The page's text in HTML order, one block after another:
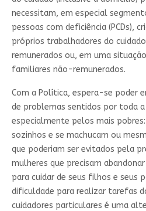
necessitam, em especial
pessoas com deficiência (PCDs),
próprios trabalhadores do
remunerados ou, em uma
familiares não-remunerados.
Com a Política, espera-se poder
de problemas sentidos por toda
especialmente pelos mais
sozinhos e se machucam ou
que poderiam ser evitados pela
mulheres que precisam
para cuidar de seus filhos e seus
dificuldade para realizar tarefas
cuidadores particulares é uma